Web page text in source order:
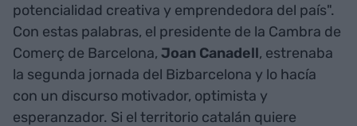
potencialidad creativa y emprendedora del país".
Con estas palabras, el presidente de la Cambra de
Comerç de Barcelona, Joan Canadell, estrenaba
la segunda jornada del Bizbarcelona y lo hacía
con un discurso motivador, optimista y
esperanzador. Si el territorio catalán quiere